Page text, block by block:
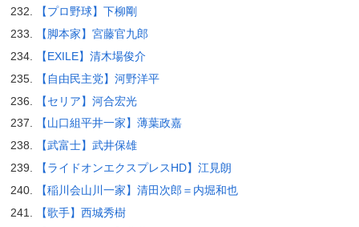
【プロ野球】下柳剛
【脚本家】宮藤官九郎
【EXILE】清木場俊介
【自由民主党】河野洋平
【セリア】河合宏光
【山口組平井一家】薄葉政嘉
【武富士】武井保雄
【ライドオンエクスプレスHD】江見朗
【稲川会山川一家】清田次郎＝内堀和也
【歌手】西城秀樹